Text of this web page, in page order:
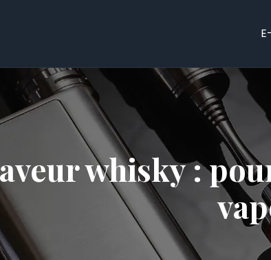
whisky :